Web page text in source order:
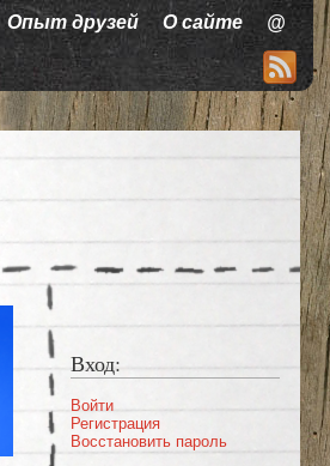
Опыт друзей О сайте @
Вход:
Войти
Регистрация
Восстановить пароль